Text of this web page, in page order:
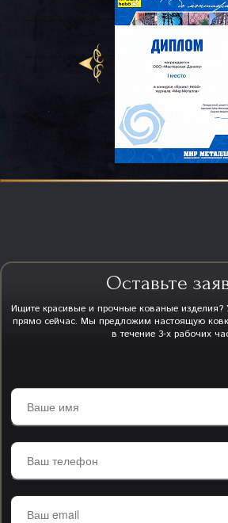
Оставьте
Ищите красивые и прочные кованые изделия?
прямо сейчас. Мы предложим настоящую
в течение 3-х рабочих